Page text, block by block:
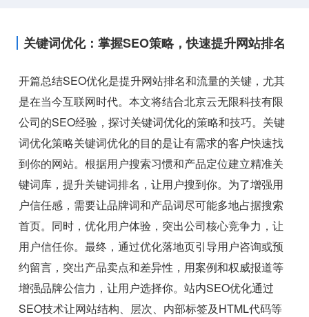
关键词优化：掌握SEO策略，快速提升网站排名
开篇总结SEO优化是提升网站排名和流量的关键，尤其
是在当今互联网时代。本文将结合北京云无限科技有限
公司的SEO经验，探讨关键词优化的策略和技巧。关键
词优化策略关键词优化的目的是让有需求的客户快速找
到你的网站。根据用户搜索习惯和产品定位建立精准关
键词库，提升关键词排名，让用户搜到你。为了增强用
户信任感，需要让品牌词和产品词尽可能多地占据搜索
首页。同时，优化用户体验，突出公司核心竞争力，让
用户信任你。最终，通过优化落地页引导用户咨询或预
约留言，突出产品卖点和差异性，用案例和权威报道等
增强品牌公信力，让用户选择你。站内SEO优化通过
SEO技术让网站结构、层次、内部标签及HTML代码等